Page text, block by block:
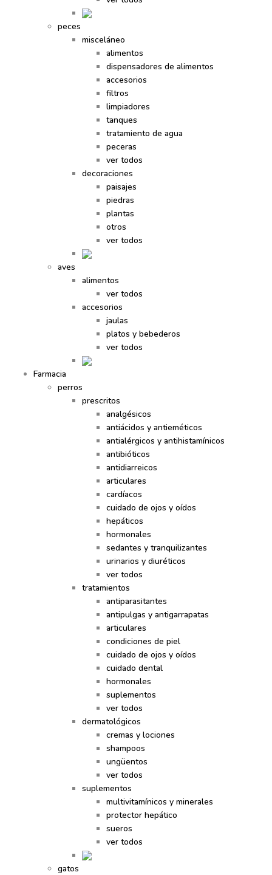
peces
misceláneo
alimentos
dispensadores de alimentos
accesorios
filtros
limpiadores
tanques
tratamiento de agua
peceras
ver todos
decoraciones
paisajes
piedras
plantas
otros
ver todos
aves
alimentos
ver todos
accesorios
jaulas
platos y bebederos
ver todos
Farmacia
perros
prescritos
analgésicos
antiácidos y antieméticos
antialérgicos y antihistamínicos
antibióticos
antidiarreicos
articulares
cardíacos
cuidado de ojos y oídos
hepáticos
hormonales
sedantes y tranquilizantes
urinarios y diuréticos
ver todos
tratamientos
antiparasitantes
antipulgas y antigarrapatas
articulares
condiciones de piel
cuidado de ojos y oídos
cuidado dental
hormonales
suplementos
ver todos
dermatológicos
cremas y lociones
shampoos
ungüentos
ver todos
suplementos
multivitamínicos y minerales
protector hepático
sueros
ver todos
gatos